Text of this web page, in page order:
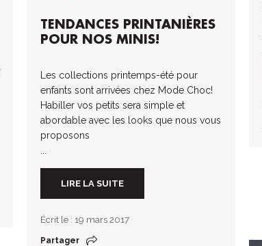
TENDANCES PRINTANIÈRES
POUR NOS MINIS!
Les collections printemps-été pour
enfants sont arrivées chez Mode Choc!
Habiller vos petits sera simple et
abordable avec les looks que nous vous
proposons
LIRE LA SUITE
Écrit le : 19 mars 2017
Partager